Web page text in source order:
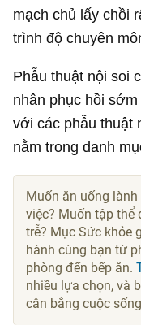
mạch chủ lấy chồi
trình độ chuyên
Phẫu thuật nội soi
nhân phục hồi
với các phẫu thuật
nằm trong danh
Muốn ăn uống
việc? Muốn tập thể
trễ? Mục Sức khỏe
hành cùng bạn từ
phòng đến bếp ăn.
nhiều lựa chọn, và
cân bằng cuộc